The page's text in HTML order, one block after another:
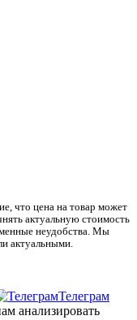
что цена на товар может
актуальную стоимость
неудобства. Мы
актуальными.
Телеграм
анализировать